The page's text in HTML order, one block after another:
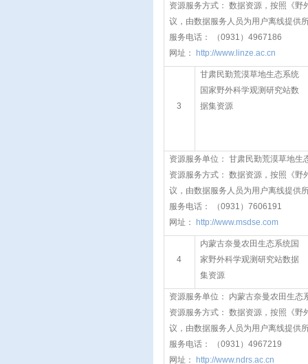
资源服务方式： 数据资源，按照《
议，由数据服务人员为用户离线提供
服务电话： （0931）4967186
网址：
http://www.linze.ac.cn
3
甘肃民勤荒漠草地生态系统
国家野外科学观测研究站数
据集资源
资源服务单位： 甘肃民勤荒漠草地生
资源服务方式： 数据资源，按照《
议，由数据服务人员为用户离线提供
服务电话： （0931）7606191
网址：
http://www.msdse.com
4
内蒙古奈曼农田生态系统国
家野外科学观测研究站数据
集资源
资源服务单位： 内蒙古奈曼农田生态
资源服务方式： 数据资源，按照《
议，由数据服务人员为用户离线提供
服务电话： （0931）4967219
网址：
http://www.ndrs.ac.cn